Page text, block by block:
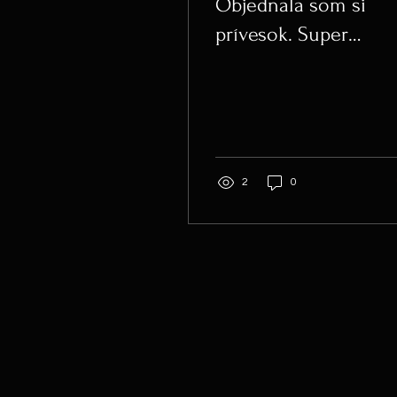
Objednala som si
prívesok. Super
2 0